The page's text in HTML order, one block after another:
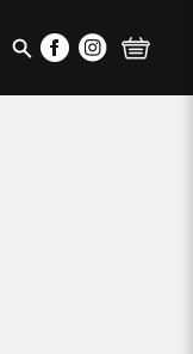
Rechercher
Suivez nous sur
Suivez nous